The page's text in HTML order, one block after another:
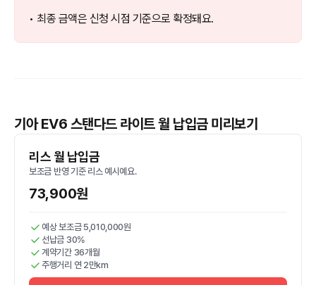
• 최종 금액은 신청 시점 기준으로 확정돼요.
기아 EV6 스탠다드 라이트 월 납입금 미리보기
리스 월 납입금
보조금 반영 기준 리스 예시예요.
73,900원
예상 보조금 5,010,000원
선납금 30%
계약기간 36개월
주행거리 연 2만km